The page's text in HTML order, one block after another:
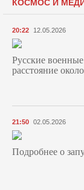
20:22 12.05.2026
Русские
расстояние
21:50 02.05.2026
Подробнее о